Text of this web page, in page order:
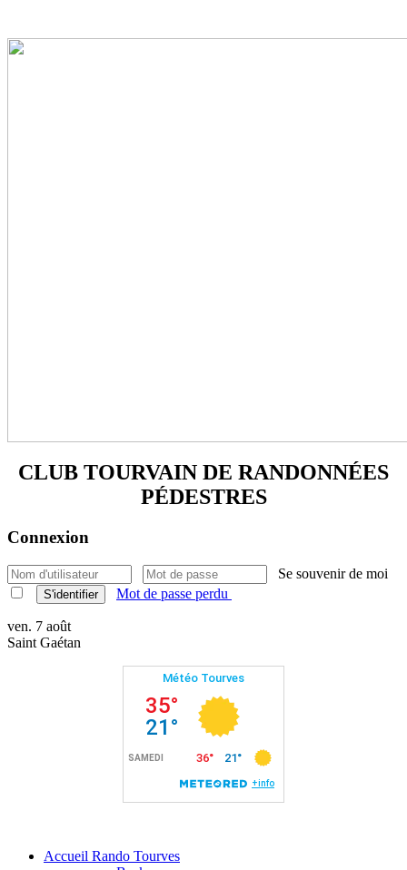
CLUB TOURVAIN DE RANDONNÉES
PÉDESTRES
Connexion
Se souvenir de moi
S'identifier Mot de passe perdu
ven. 7 août
Saint Gaétan
Accueil Rando Tourves